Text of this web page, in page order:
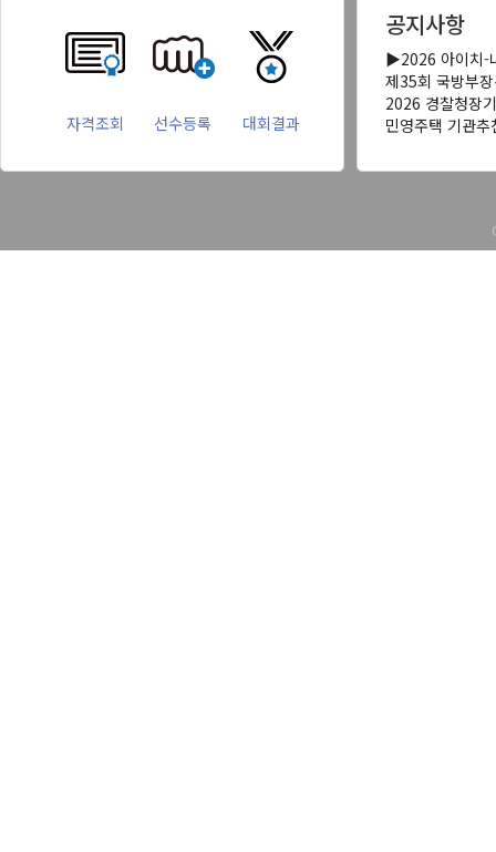
자격조회 선수등록 대회결과
공지사항
▶2026 아이치-
제35회 국방부
2026 경찰청장
민영주택 기관